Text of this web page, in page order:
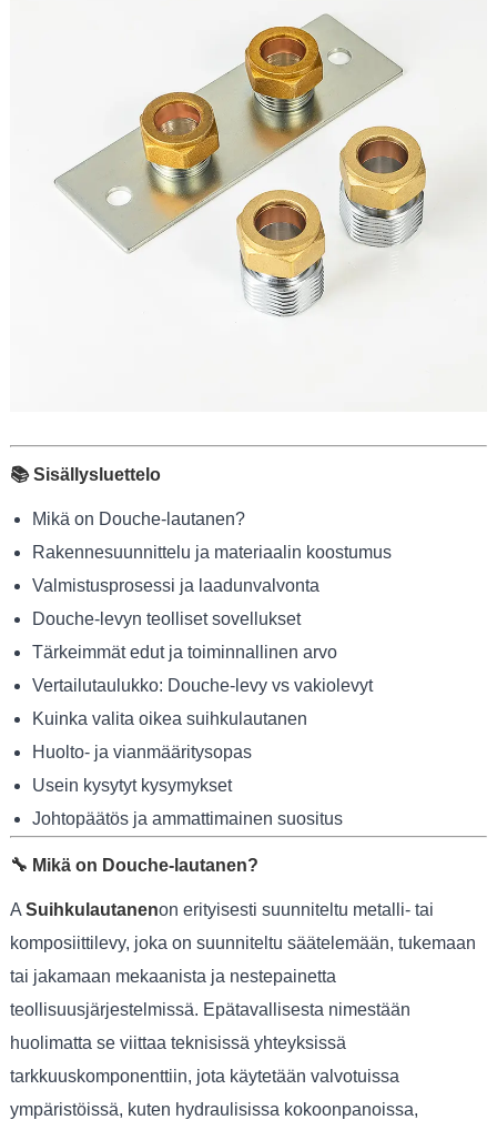
📚 Sisällysluettelo
Mikä on Douche-lautanen?
Rakennesuunnittelu ja materiaalin koostumus
Valmistusprosessi ja laadunvalvonta
Douche-levyn teolliset sovellukset
Tärkeimmät edut ja toiminnallinen arvo
Vertailutaulukko: Douche-levy vs vakiolevyt
Kuinka valita oikea suihkulautanen
Huolto- ja vianmääritysopas
Usein kysytyt kysymykset
Johtopäätös ja ammattimainen suositus
🔧 Mikä on Douche-lautanen?
A Suihkulautanenon erityisesti suunniteltu metalli- tai
komposiittilevy, joka on suunniteltu säätelemään, tukemaan
tai jakamaan mekaanista ja nestepainetta
teollisuusjärjestelmissä. Epätavallisesta nimestään
huolimatta se viittaa teknisissä yhteyksissä
tarkkuuskomponenttiin, jota käytetään valvotuissa
ympäristöissä, kuten hydraulisissa kokoonpanoissa,